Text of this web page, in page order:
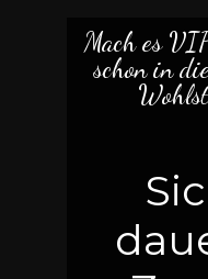
Mach es
schon in